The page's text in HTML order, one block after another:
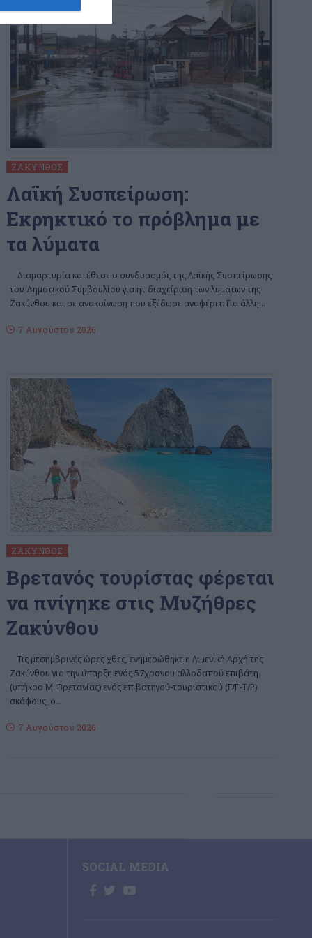
ΖΆΚΥΝΘΟΣ
Λαϊκή Συσπείρωση:
Εκρηκτικό το πρόβλημα με
τα λύματα
Διαμαρτυρία κατέθεσε ο συνδυασμός της Λαϊκής Συσπείρωσης
του Δημοτικού Συμβουλίου για ητ διαχείριση των λυμάτων της
Ζακύνθου και σε ανακοίνωση που εξέδωσε αναφέρει: Για άλλη…
7 Αυγούστου 2026
ΖΆΚΥΝΘΟΣ
Bρετανός τουρίστας φέρεται
να πνίγηκε στις Μυζήθρες
Ζακύνθου
Τις μεσημβρινές ώρες χθες, ενημερώθηκε η Λιμενική Αρχή της
Ζακύνθου για την ύπαρξη ενός 57χρονου αλλοδαπού επιβάτη
(υπήκοο Μ. Βρετανίας) ενός επιβατηγού-τουριστικού (Ε/Γ-Τ/Ρ)
σκάφους, ο…
7 Αυγούστου 2026
SOCIAL MEDIA